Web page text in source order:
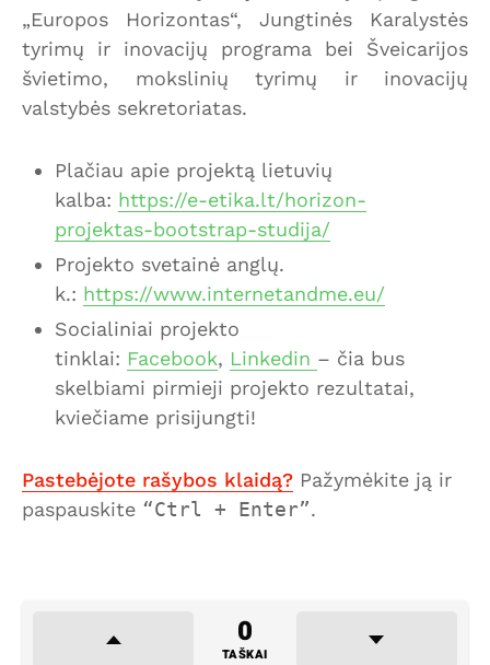
„Europos Horizontas“, Jungtinės Karalystės
tyrimų ir inovacijų programa bei Šveicarijos
švietimo, mokslinių tyrimų ir inovacijų
valstybės sekretoriatas.
Plačiau apie projektą lietuvių
kalba: https://e-etika.lt/horizon-
projektas-bootstrap-studija/
Projekto svetainė anglų.
k.: https://www.internetandme.eu/
Socialiniai projekto
tinklai: Facebook, Linkedin – čia bus
skelbiami pirmieji projekto rezultatai,
kviečiame prisijungti!
Pastebėjote rašybos klaidą? Pažymėkite ją ir
paspauskite
Ctrl + Enter .
0
TAŠKAI